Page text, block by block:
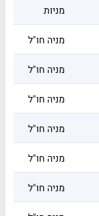
מניות
מניה חו"ל
מניה חו"ל
מניה חו"ל
מניה חו"ל
מניה חו"ל
מניה חו"ל